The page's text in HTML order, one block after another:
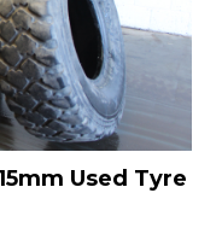
Used Tyre